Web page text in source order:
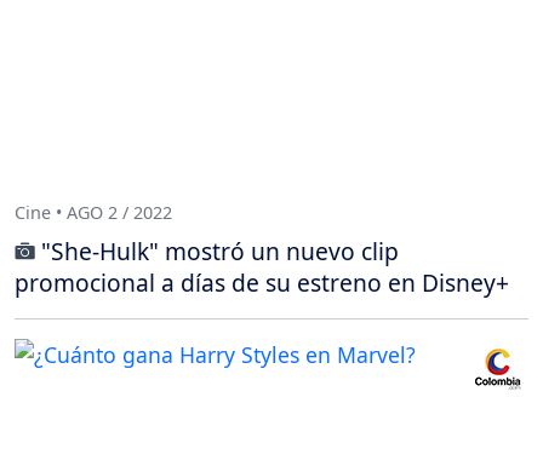
Cine • AGO 2 / 2022
"She-Hulk" mostró un nuevo clip
promocional a días de su estreno en Disney+